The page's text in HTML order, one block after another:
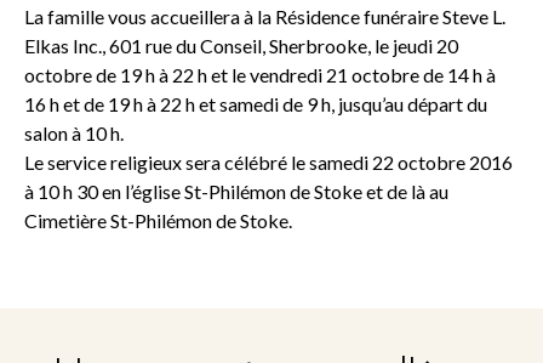
La famille vous accueillera à la Résidence funéraire Steve L.
Elkas Inc., 601 rue du Conseil, Sherbrooke, le jeudi 20
octobre de 19 h à 22 h et le vendredi 21 octobre de 14 h à
16 h et de 19 h à 22 h et samedi de 9 h, jusqu’au départ du
salon à 10 h.
Le service religieux sera célébré le samedi 22 octobre 2016
à 10 h 30 en l’église St-Philémon de Stoke et de là au
Cimetière St-Philémon de Stoke.